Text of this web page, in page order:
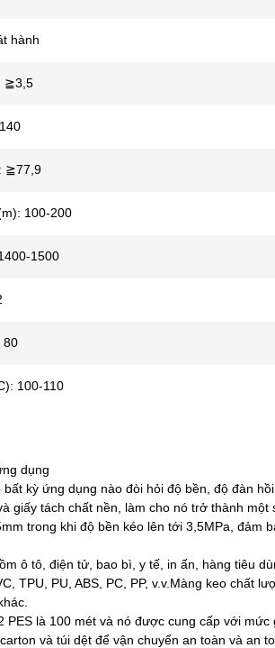
hành
≧3,5
≧77,9
100-200
1500
80
100-110
dụng
kỳ ứng dụng nào đòi hỏi độ bền, độ đàn
giấy tách chất nền, làm cho nó trở thành một
trong khi độ bền kéo lên tới 3,5MPa, đảm
ô tô, điện tử, bao bì, y tế, in ấn, hàng tiêu
TPU, PU, ​​ABS, PC, PP, v.v.Màng keo chất
là 100 mét và nó được cung cấp với
và túi dệt để vận chuyển an toàn và an